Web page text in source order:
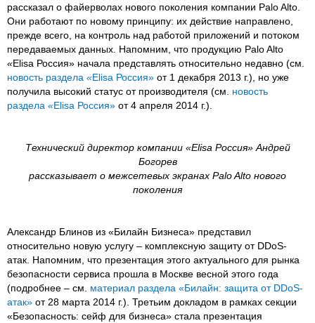
рассказал о файерволах нового поколения компании Palo Alto.
Они работают по новому принципу: их действие направлено,
прежде всего, на контроль над работой приложений и потоком
передаваемых данных. Напомним, что продукцию Palo Alto
«Elisa Россия» начала представлять относительно недавно (см.
новость раздела «Elisa Россия» от 1 декабря 2013 г.), но уже
получила высокий статус от производителя (см. новость
раздела «Elisa Россия» от 4 апреля 2014 г.).
Технический директор компании «Elisa Россия» Андрей
Богорев
рассказывает о межсетевых экранах Palo Alto нового
поколения
Александр Блинов из «Билайн Бизнеса» представил
относительно новую услугу – комплексную защиту от DDoS-
атак. Напомним, что презентация этого актуального для рынка
безопасности сервиса прошла в Москве весной этого года
(подробнее – см. материал раздела «Билайн: защита от DDoS-
атак» от 28 марта 2014 г.). Третьим докладом в рамках секции
«Безопасность: сейф для бизнеса» стала презентация